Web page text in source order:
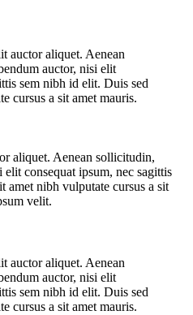
auctor aliquet. Aenean
auctor, nisi elit
sem nibh id elit. Duis sed
cursus a sit amet mauris.
aliquet. Aenean sollicitudin,
consequat ipsum, nec sagittis
amet nibh vulputate cursus a sit
velit.
auctor aliquet. Aenean
auctor, nisi elit
sem nibh id elit. Duis sed
cursus a sit amet mauris.